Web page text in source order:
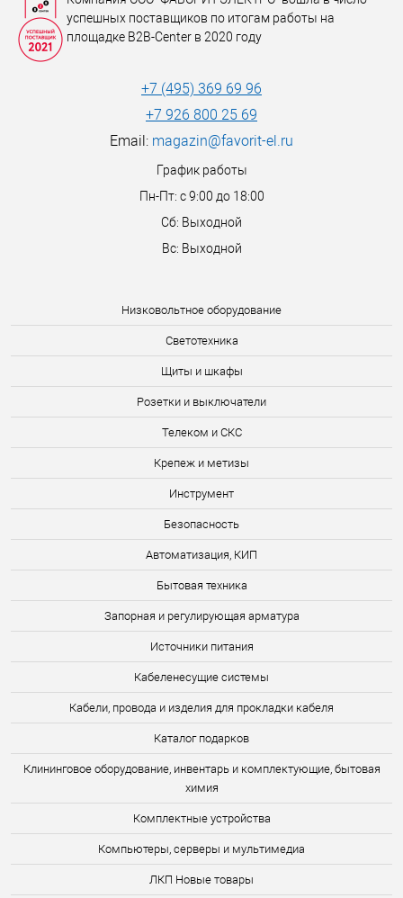
Низковольтное оборудование
Светотехника
Щиты и шкафы
Розетки и выключатели
Телеком и СКС
Крепеж и метизы
Инструмент
Безопасность
Автоматизация, КИП
Бытовая техника
Запорная и регулирующая арматура
Источники питания
Кабеленесущие системы
Кабели, провода и изделия для прокладки кабеля
Каталог подарков
Клининговое оборудование, инвентарь и комплектующие, бытовая
химия
Комплектные устройства
Компьютеры, серверы и мультимедиа
ЛКП Новые товары
успешных поставщиков по итогам работы на
площадке B2B-Center в 2020 году
+7 (495) 369 69 96
+7 926 800 25 69
Email: magazin@favorit-el.ru
График работы
Пн-Пт: с 9:00 до 18:00
Сб: Выходной
Вс: Выходной